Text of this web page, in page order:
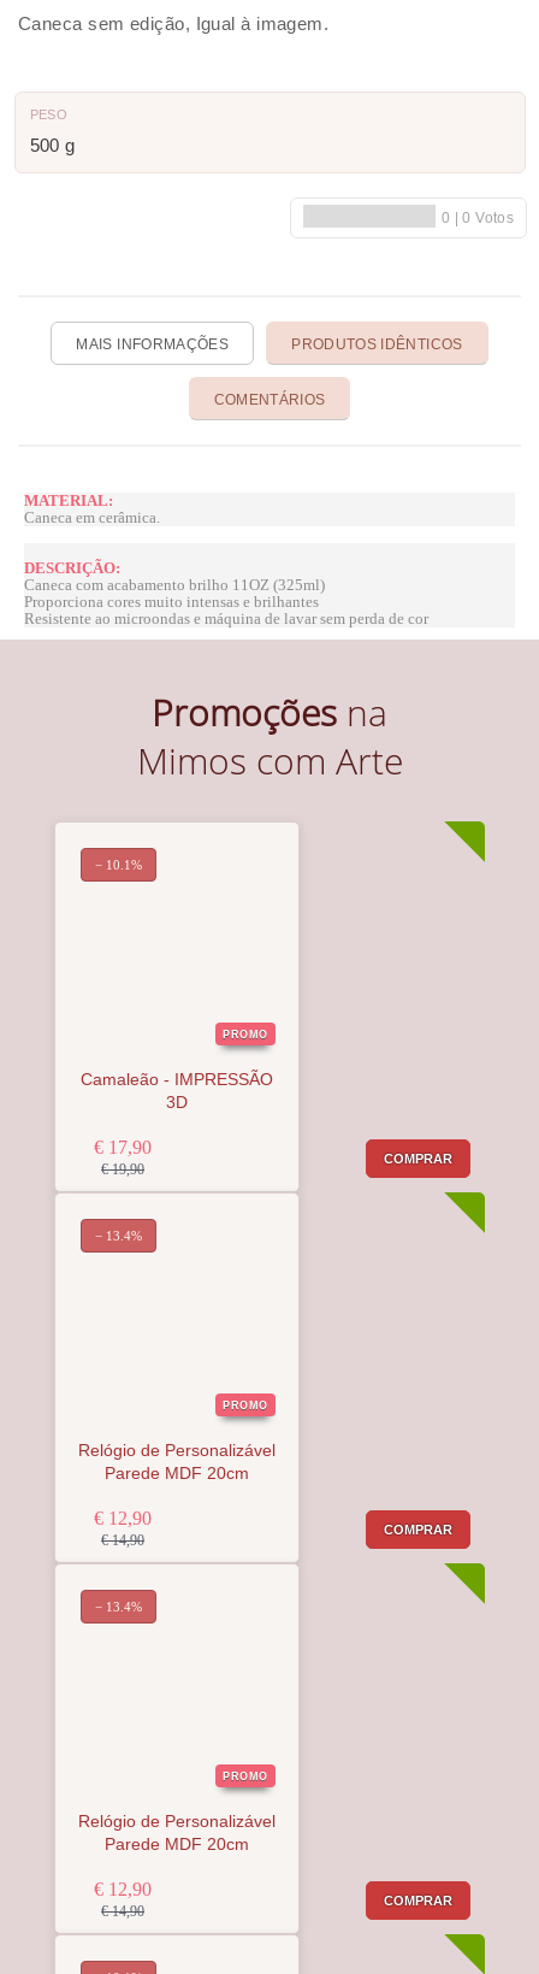
Caneca sem edição, Igual à imagem.
PESO
500 g
MAIS INFORMAÇÕES PRODUTOS IDÊNTICOS
COMENTÁRIOS
MATERIAL:
Caneca em cerâmica.
DESCRIÇÃO:
Caneca com acabamento brilho 11OZ (325ml)
Proporciona cores muito intensas e brilhantes
Resistente ao microondas e máquina de lavar sem perda de cor
Promoções na
Mimos com Arte
PROMO
Camaleão - IMPRESSÃO
3D
€ 17,90
€ 19,90
COMPRAR
− 10.1%
PROMO
Relógio de Personalizável
Parede MDF 20cm
€ 12,90
€ 14,90
COMPRAR
− 13.4%
PROMO
Relógio de Personalizável
Parede MDF 20cm
€ 12,90
€ 14,90
COMPRAR
− 13.4%